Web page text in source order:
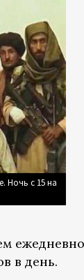
Ночь с 15 на
в день.